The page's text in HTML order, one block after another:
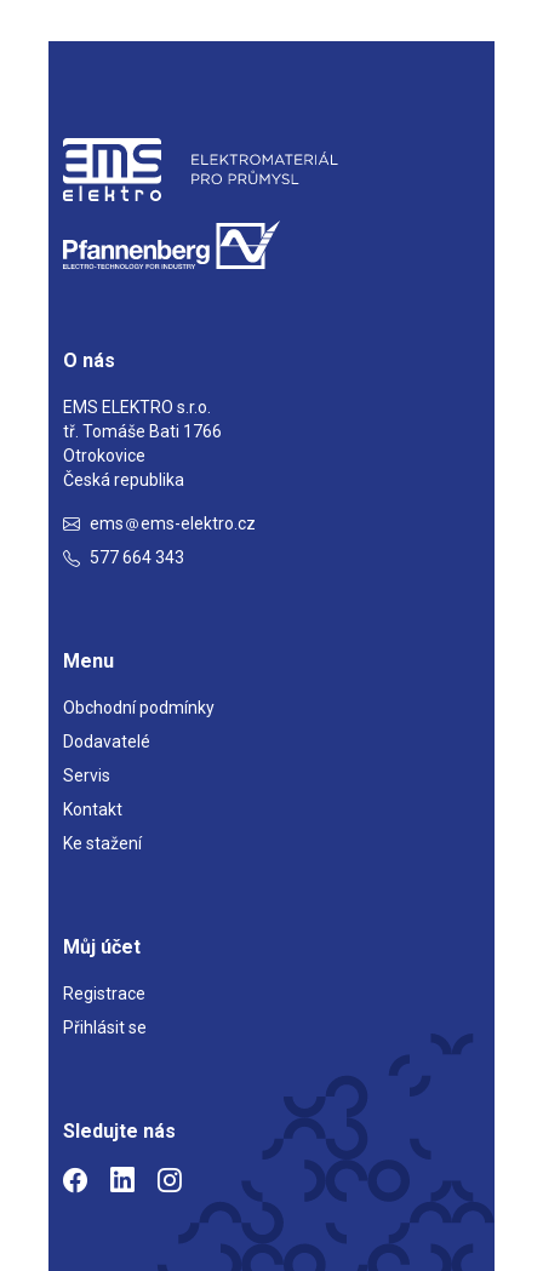
O nás
EMS ELEKTRO s.r.o.
tř. Tomáše Bati 1766
Otrokovice
Česká republika
ems
ems-elektro.cz
577 664 343
Menu
Obchodní podmínky
Dodavatelé
Servis
Kontakt
Ke stažení
Můj účet
Registrace
Přihlásit se
Sledujte nás